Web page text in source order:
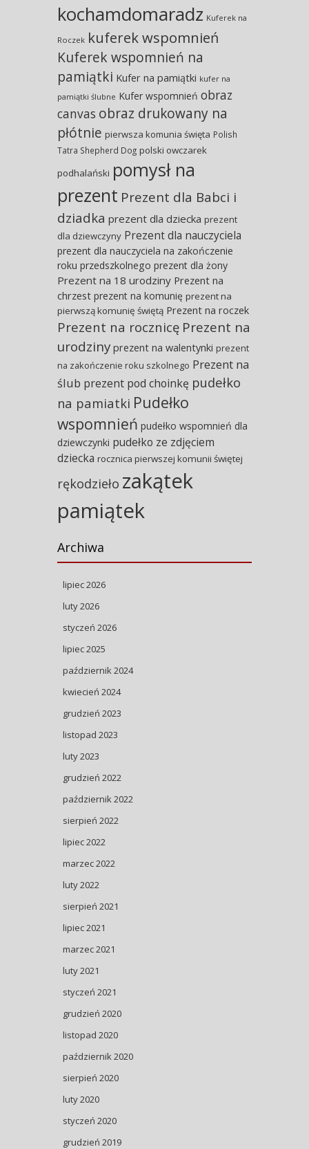
kochamdomaradz Kuferek na
Roczek kuferek wspomnień
Kuferek wspomnień na
pamiątki Kufer na pamiątki kufer na
pamiątki ślubne Kufer wspomnień obraz
canvas obraz drukowany na
płótnie pierwsza komunia święta Polish
Tatra Shepherd Dog polski owczarek
podhalański pomysł na
prezent Prezent dla Babci i
dziadka prezent dla dziecka prezent
dla dziewczyny Prezent dla nauczyciela
prezent dla nauczyciela na zakończenie
roku przedszkolnego prezent dla żony
Prezent na 18 urodziny Prezent na
chrzest prezent na komunię prezent na
pierwszą komunię świętą Prezent na roczek
Prezent na rocznicę Prezent na
urodziny prezent na walentynki prezent
na zakończenie roku szkolnego Prezent na
ślub prezent pod choinkę pudełko
na pamiatki Pudełko
wspomnień pudełko wspomnień dla
dziewczynki pudełko ze zdjęciem
dziecka rocznica pierwszej komunii świętej
rękodzieło zakątek
pamiątek
Archiwa
lipiec 2026
luty 2026
styczeń 2026
lipiec 2025
październik 2024
kwiecień 2024
grudzień 2023
listopad 2023
luty 2023
grudzień 2022
październik 2022
sierpień 2022
lipiec 2022
marzec 2022
luty 2022
sierpień 2021
lipiec 2021
marzec 2021
luty 2021
styczeń 2021
grudzień 2020
listopad 2020
październik 2020
sierpień 2020
luty 2020
styczeń 2020
grudzień 2019